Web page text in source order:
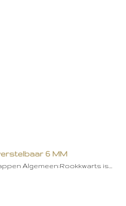
6 MM
Algemeen:Rookkwarts is…